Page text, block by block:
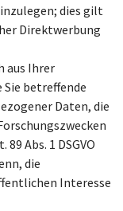
dies gilt
Direktwerbung
aus Ihrer
betreffende
Daten, die
Abs. 1 DSGVO
die
Interesse